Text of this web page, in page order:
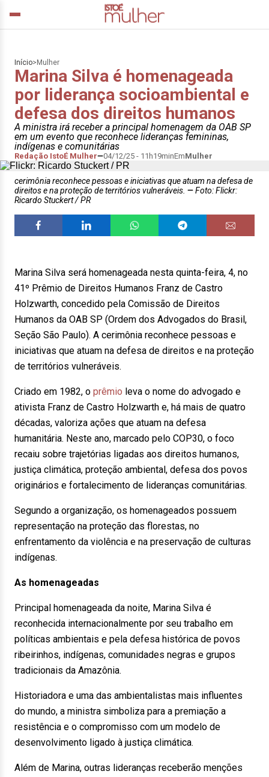
Início> Mulher
Marina Silva é homenageada
por liderança socioambiental e
defesa dos direitos humanos
A ministra irá receber a principal homenagem da OAB SP
em um evento que reconhece lideranças femininas,
indígenas e comunitárias
Redação IstoÉ Mulher 04/12/25 - 11h19minEmMulher
cerimônia reconhece pessoas e iniciativas que atuam na defesa de
direitos e na proteção de territórios vulneráveis.
Foto: Flickr:
Ricardo Stuckert / PR
Marina Silva será homenageada nesta quinta-feira, 4, no
41º Prêmio de Direitos Humanos Franz de Castro
Holzwarth, concedido pela Comissão de Direitos
Humanos da OAB SP (Ordem dos Advogados do Brasil,
Seção São Paulo). A cerimônia reconhece pessoas e
iniciativas que atuam na defesa de direitos e na proteção
de territórios vulneráveis.
Criado em 1982, o prêmio leva o nome do advogado e
ativista Franz de Castro Holzwarth e, há mais de quatro
décadas, valoriza ações que atuam na defesa
humanitária. Neste ano, marcado pelo COP30, o foco
recaiu sobre trajetórias ligadas aos direitos humanos,
justiça climática, proteção ambiental, defesa dos povos
originários e fortalecimento de lideranças comunitárias.
Segundo a organização, os homenageados possuem
representação na proteção das florestas, no
enfrentamento da violência e na preservação de culturas
indígenas.
As homenageadas
Principal homenageada da noite, Marina Silva é
reconhecida internacionalmente por seu trabalho em
políticas ambientais e pela defesa histórica de povos
ribeirinhos, indígenas, comunidades negras e grupos
tradicionais da Amazônia.
Historiadora e uma das ambientalistas mais influentes
do mundo, a ministra simboliza para a premiação a
resistência e o compromisso com um modelo de
desenvolvimento ligado à justiça climática.
Além de Marina, outras lideranças receberão menções